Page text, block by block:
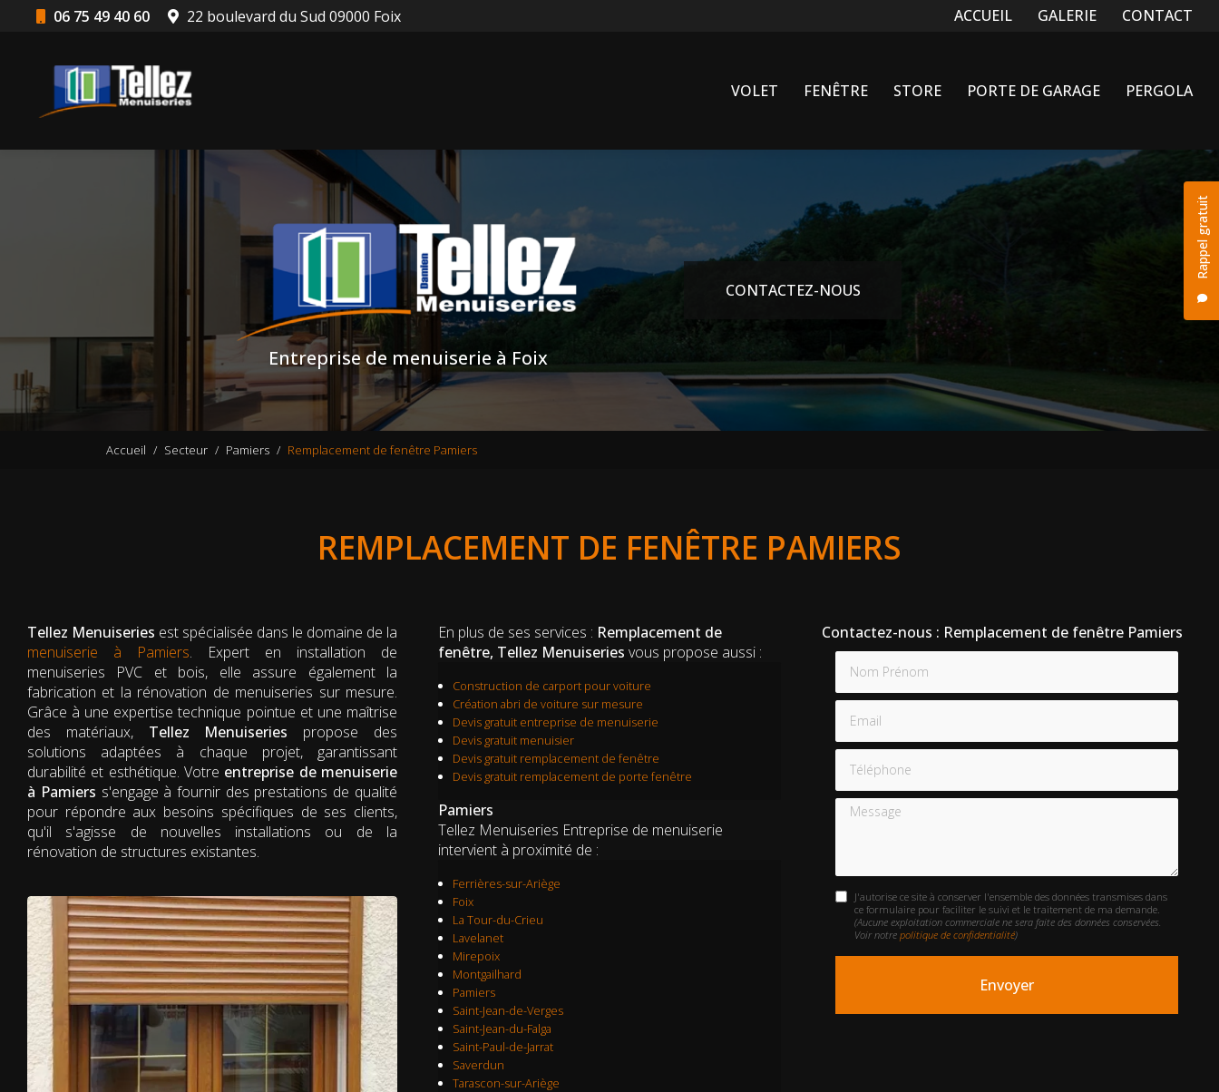
06 75 49 40 60 22 boulevard du Sud 09000 Foix Navigation secondaire
ACCUEIL GALERIE CONTACT
Rappel gratuit
VOLET FENÊTRE STORE PORTE DE GARAGE PERGOLA
Entreprise de menuiserie à Foix
CONTACTEZ-NOUS
Accueil Secteur Pamiers Remplacement de fenêtre Pamiers
REMPLACEMENT DE FENÊTRE PAMIERS
Tellez Menuiseries est spécialisée dans le domaine de la
menuiserie à Pamiers. Expert en installation de
menuiseries PVC et bois, elle assure également la
fabrication et la rénovation de menuiseries sur mesure.
Grâce à une expertise technique pointue et une maîtrise
des matériaux, Tellez Menuiseries propose des
solutions adaptées à chaque projet, garantissant
durabilité et esthétique. Votre entreprise de menuiserie
à Pamiers s'engage à fournir des prestations de qualité
pour répondre aux besoins spécifiques de ses clients,
qu'il s'agisse de nouvelles installations ou de la
rénovation de structures existantes.
En plus de ses services : Remplacement de
fenêtre, Tellez Menuiseries vous propose aussi :
Construction de carport pour voiture
Création abri de voiture sur mesure
Devis gratuit entreprise de menuiserie
Devis gratuit menuisier
Devis gratuit remplacement de fenêtre
Devis gratuit remplacement de porte fenêtre
Pamiers
Tellez Menuiseries Entreprise de menuiserie
intervient à proximité de :
Ferrières-sur-Ariège
Foix
La Tour-du-Crieu
Lavelanet
Mirepoix
Montgailhard
Pamiers
Saint-Jean-de-Verges
Saint-Jean-du-Falga
Saint-Paul-de-Jarrat
Saverdun
Tarascon-sur-Ariège
Contactez-nous : Remplacement de fenêtre Pamiers
Nom Prénom
Email
Téléphone
Message
J'autorise ce site à conserver l'ensemble des données transmises dans
ce formulaire pour faciliter le suivi et le traitement de ma demande.
(Aucune exploitation commerciale ne sera faite des données conservées.
Voir notre politique de confidentialité)